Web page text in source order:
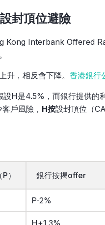
封頂位避險
Kong Interbank Offered
升，相反會下降。 香港銀行
設H是4.5%，而銀行提供
戶風險， H按設封頂位（
） 銀行按揭offer
P-2%
H+1.3%